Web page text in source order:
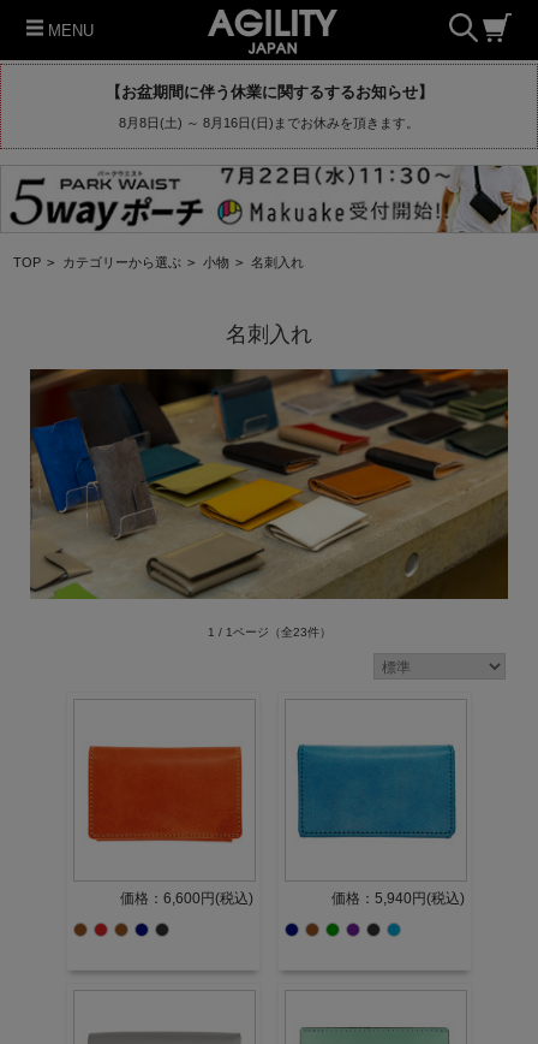
MENU
【お盆期間に伴う休業に関するするお知らせ】
8月8日(土) ～ 8月16日(日)までお休みを頂きます。
TOP > カテゴリーから選ぶ > 小物 > 名刺入れ
名刺入れ
1 / 1ページ （全23件）
価格：6,600円(税込) 価格：5,940円(税込)